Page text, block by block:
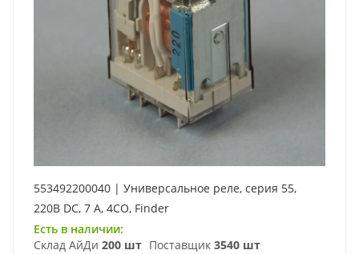
553492200040 | Универсальное реле, серия 55,
220В DC, 7 А, 4CO, Finder
Есть в наличии:
Склад АйДи 200 шт Поставщик 3540 шт